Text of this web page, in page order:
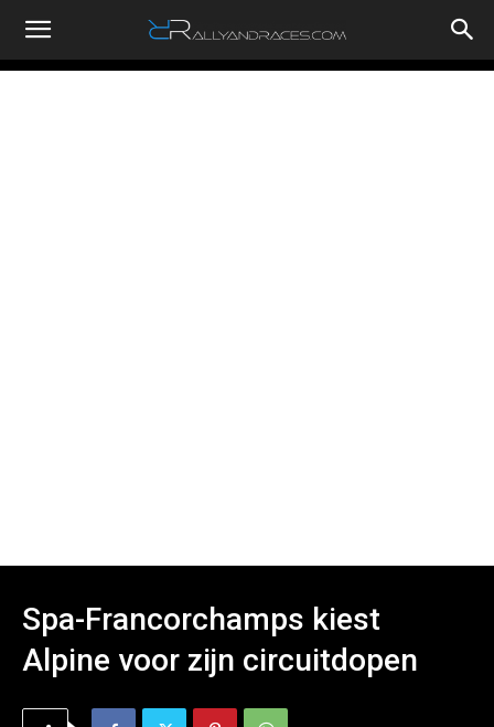
RallyandRaces.com
Spa-Francorchamps kiest
Alpine voor zijn circuitdopen